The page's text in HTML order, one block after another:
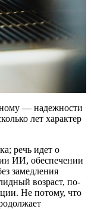
— надежности
лет характер
речь идет о
ИИ, обеспечении
замедления
возраст, по-
Не потому, что